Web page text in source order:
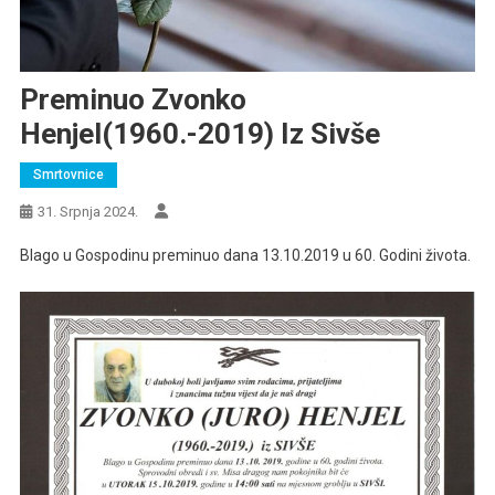
Preminuo Zvonko
Henjel(1960.-2019) Iz Sivše
Smrtovnice
31. Srpnja 2024.
Blago u Gospodinu preminuo dana 13.10.2019 u 60. Godini života.